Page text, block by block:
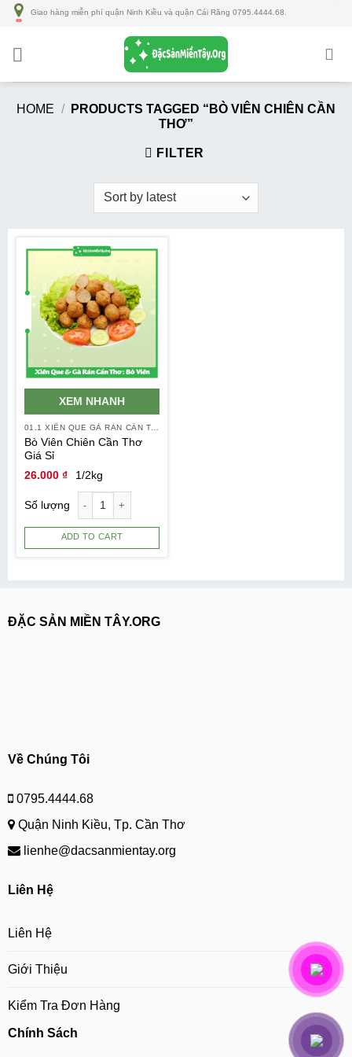
Số
Giao hàng miễn phí quận Ninh Kiều và quận Cái Răng 0795.4444.68.
HOME /
PRODUCTS TAGGED “BÒ VIÊN CHIÊN CẦN
THƠ”
FILTER
XEM NHANH
Bò Viên Chiên Cần Thơ
Giá Sỉ
26.000 ₫ 1/2kg
ADD TO CART
ĐẶC SẢN MIỀN TÂY.ORG
Về Chúng Tôi
0795.4444.68
Quận Ninh Kiều, Tp. Cần Thơ
lienhe@dacsanmientay.org
Liên Hệ
Liên Hệ
Giới Thiệu
Kiểm Tra Đơn Hàng
Chính Sách